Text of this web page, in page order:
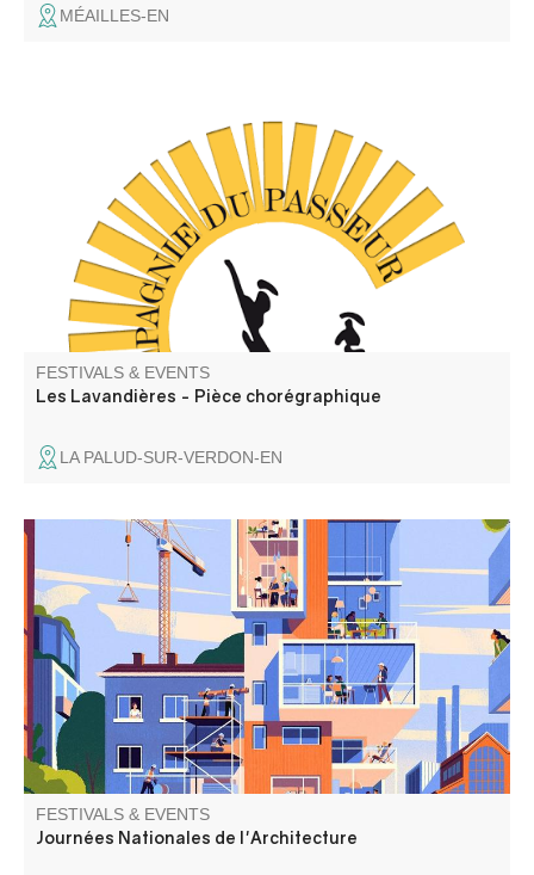
MÉAILLES-EN
C'est un spectacle de danse contemporaine (Cie du
Passeur / Efi Farmaki), qui fait revivre la mémoire des
lavoirs et des lavandières en chant, texte et danse. Atelier
de médiation pour les enfants avant la représentation,
autour d'objets liés aux lavoirs.
FESTIVALS & EVENTS
Les Lavandières - Pièce chorégraphique
LA PALUD-SUR-VERDON-EN
Tout savoir sur l'architecture du nouveau siège de la
CCAPV, visites et ateliers sur des projets de réhabilitation
et spectacle de danse. Inscrivez vous.
FESTIVALS & EVENTS
Journées Nationales de l'Architecture